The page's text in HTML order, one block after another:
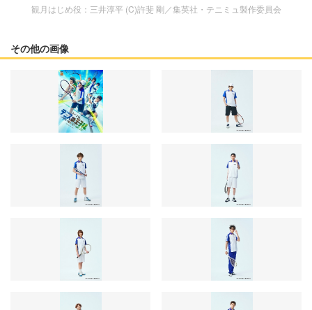
観月はじめ役：三井淳平 (C)許斐 剛／集英社・テニミュ製作委員会
その他の画像